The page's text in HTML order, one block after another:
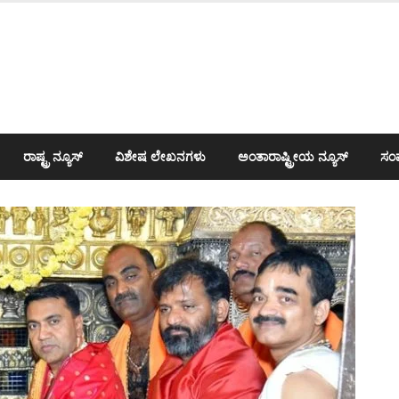
ರಾಷ್ಟ್ರ ನ್ಯೂಸ್ ವಿಶೇಷ ಲೇಖನಗಳು ಅಂತಾರಾಷ್ಟ್ರೀಯ ನ್ಯೂಸ್